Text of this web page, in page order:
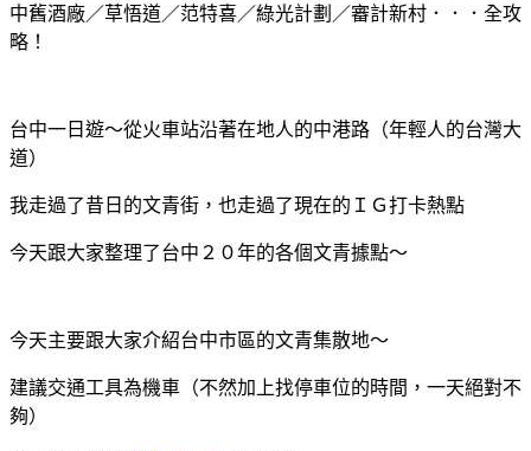
中舊酒廠／草悟道／范特喜／綠光計劃／審計新村．．．全攻
略！
台中一日遊～從火車站沿著在地人的中港路（年輕人的台灣大
道）
我走過了昔日的文青街，也走過了現在的ＩＧ打卡熱點
今天跟大家整理了台中２０年的各個文青據點～
今天主要跟大家介紹台中市區的文青集散地～
建議交通工具為機車（不然加上找停車位的時間，一天絕對不
夠）